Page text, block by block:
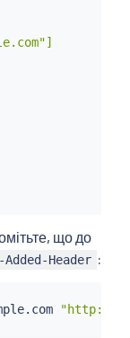
що до
Added-Header :
"http://